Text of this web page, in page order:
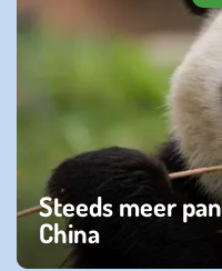
Steeds meer
China